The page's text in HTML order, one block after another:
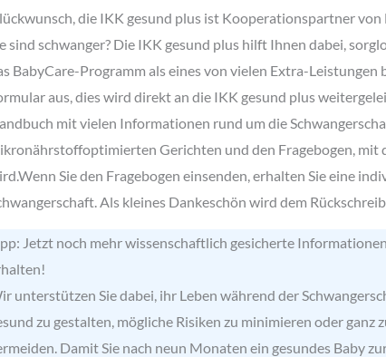
die IKK gesund plus ist Kooperationspartner von
sind schwanger? Die IKK gesund plus hilft Ihnen dabei,
BabyCare-Programm als eines von vielen Extra-
aus, dies wird direkt an die IKK gesund plus
mit vielen Informationen rund um die
Gerichten und den Fragebogen, mit
Sie den Fragebogen einsenden, erhalten Sie eine
Als kleines Dankeschön wird dem
Jetzt noch mehr wissenschaftlich gesicherte Informationen
unterstützen Sie dabei, ihr Leben während der
zu gestalten, mögliche Risiken zu minimieren oder ganz
Damit Sie nach neun Monaten ein gesundes Baby